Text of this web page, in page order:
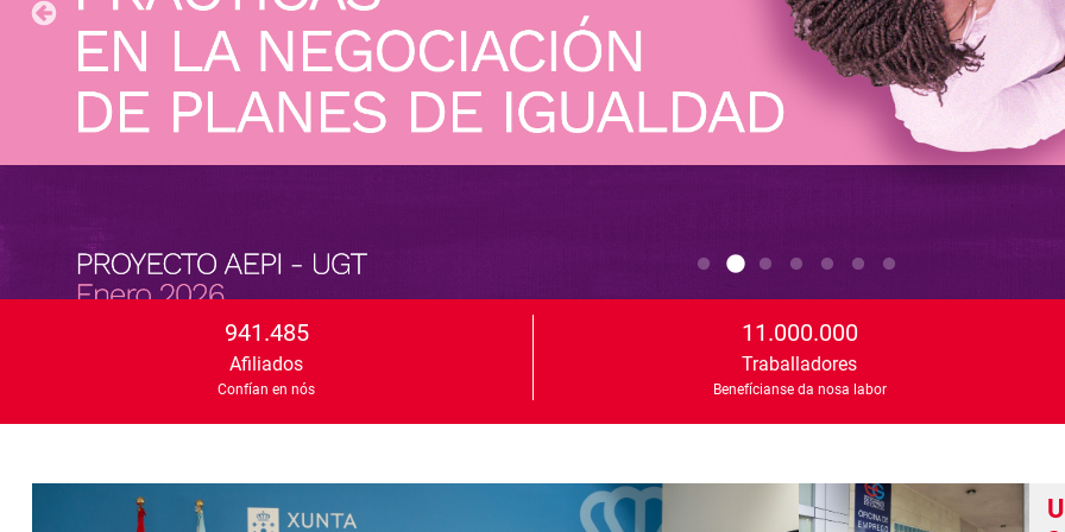
941.485
Afiliados
Confían en nós
11.000.000
Traballadores
Benefícianse da nosa labor